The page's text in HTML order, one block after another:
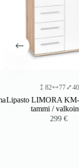
82 77 40
Lipasto LIMORA KM-
tammi /
299€